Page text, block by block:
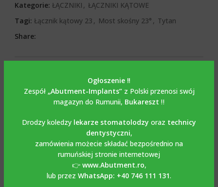
Ogłoszenie ‼️
Zespół „Abutment-Implants”z Polski przenosi swój
magazyn do Rumunii, Bukareszt ‼️
Drodzy koledzy lekarze stomatolodzy oraz technicy
dentystyczni,
zamówienia możecie składać bezpośrednio na
rumuńskiej stronie internetowej
👉 www.Abutment.ro,
lub przez WhatsApp: +40 746 111 131.
Kategorie: ŁĄCZNIKI , ŁĄCZNIKI KĄTOWE
Tagi: Łącznik kątowy 23 , Most skośny 23° , Tytan
Share:
OPIS
Łącznik kątowy23° ze
śrubą kompatybilny z
STRAUMAN SOFT TISSUE
LEVEL® RN SYSTEM